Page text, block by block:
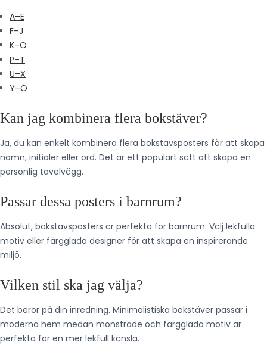
A–E
F–J
K–O
P–T
U–X
Y–Ö
Kan jag kombinera flera bokstäver?
Ja, du kan enkelt kombinera flera bokstavsposters för att skapa
namn, initialer eller ord. Det är ett populärt sätt att skapa en
personlig tavelvägg.
Passar dessa posters i barnrum?
Absolut, bokstavsposters är perfekta för barnrum. Välj lekfulla
motiv eller färgglada designer för att skapa en inspirerande
miljö.
Vilken stil ska jag välja?
Det beror på din inredning. Minimalistiska bokstäver passar i
moderna hem medan mönstrade och färgglada motiv är
perfekta för en mer lekfull känsla.